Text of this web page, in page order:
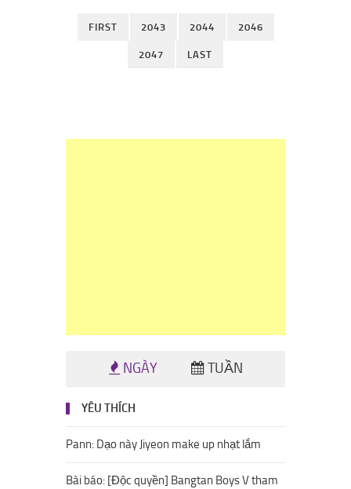
FIRST 2043 2044 2046
2047 LAST
NGÀY TUẦN
YÊU THÍCH
Pann: Dạo này Jiyeon make up nhạt lắm
Bài báo: [Độc quyền] Bangtan Boys V tham